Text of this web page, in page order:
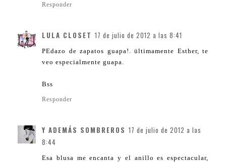
Responder
LULA CLOSET 17 de julio de 2012 a las 8:41
PEdazo de zapatos guapa!. ültimamente Esther, te
veo especialmente guapa.
Bss
Responder
Y ADEMÁS SOMBREROS 17 de julio de 2012 a las
8:44
Esa blusa me encanta y el anillo es espectacular,